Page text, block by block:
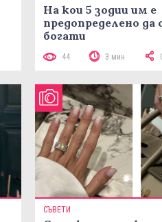
На кои 5 зодии им е
предопределено
богати
44 3 мин
СЪВЕТИ